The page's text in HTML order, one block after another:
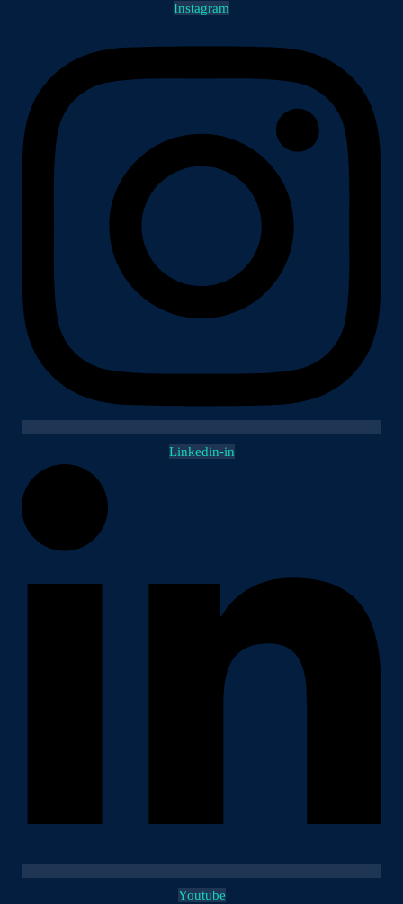
Instagram
Linkedin-in
Youtube